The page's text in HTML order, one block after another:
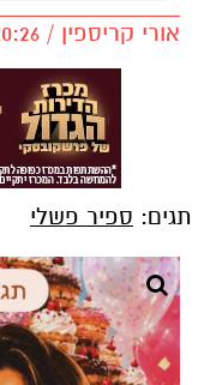
אורי קריספין / 20:26 07.08.26
תגים: ספיר פשלי